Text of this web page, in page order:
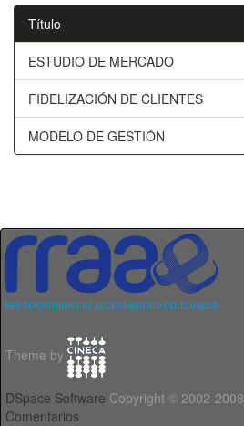
Título
ESTUDIO DE MERCADO
FIDELIZACIÓN DE CLIENTES
MODELO DE GESTIÓN
Theme by
DSpace Software Copyright © 2002-2008
Comentarios